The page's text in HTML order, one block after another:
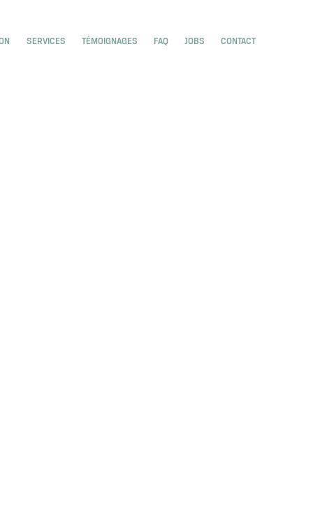
for Home
SERVICES TÉMOIGNAGES FAQ JOBS CONTACT